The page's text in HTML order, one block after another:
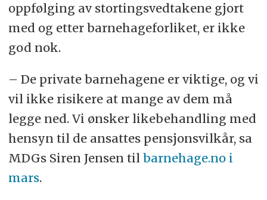
oppfølging av stortingsvedtakene gjort
med og etter barnehageforliket, er ikke
god nok.
– De private barnehagene er viktige, og vi
vil ikke risikere at mange av dem må
legge ned. Vi ønsker likebehandling med
hensyn til de ansattes pensjonsvilkår, sa
MDGs Siren Jensen til barnehage.no i
mars.